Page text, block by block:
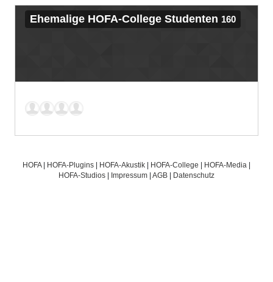
Ehemalige HOFA-College Studenten 160
HOFA| HOFA-Plugins HOFA-Akustik HOFA-College HOFA-Media
HOFA-Studios
Impressum AGB Datenschutz